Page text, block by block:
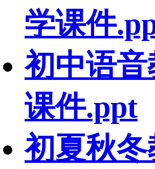
学课件
初中语
课件.ppt
初夏秋